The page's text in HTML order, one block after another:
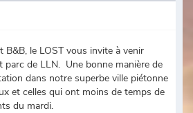
B&B, le LOST vous invite à venir
parc de LLN. Une bonne manière de
dans notre superbe ville piétonne
et celles qui ont moins de temps de
du mardi.